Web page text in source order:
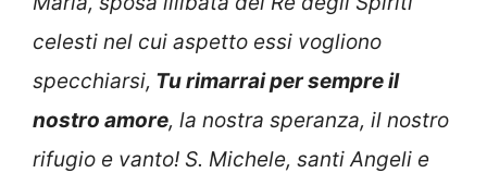
celesti nel cui aspetto essi vogliono
specchiarsi, Tu rimarrai per sempre il
nostro amore, la nostra speranza, il nostro
rifugio e vanto! S. Michele, santi Angeli e